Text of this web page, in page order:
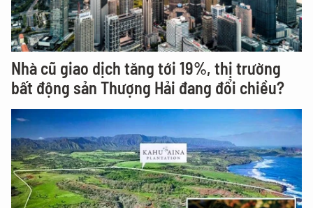
Nhà cũ giao dịch tăng tới 19%, thị trường
bất động sản Thượng Hải đang đổi chiều?